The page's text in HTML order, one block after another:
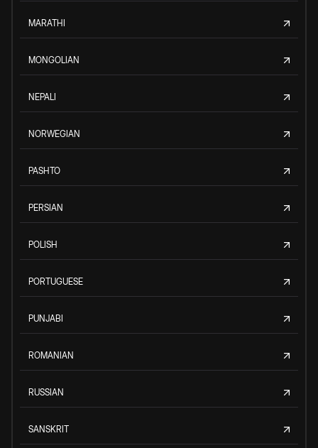
MARATHI
MONGOLIAN
NEPALI
NORWEGIAN
PASHTO
PERSIAN
POLISH
PORTUGUESE
PUNJABI
ROMANIAN
RUSSIAN
SANSKRIT